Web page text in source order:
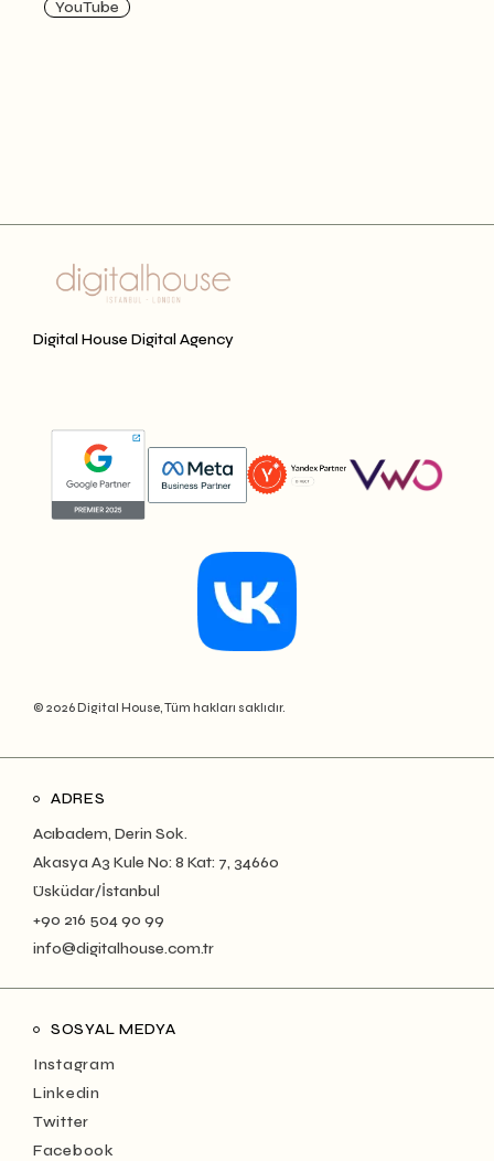
YouTube
Digital House Digital Agency
© 2026 Digital House, Tüm hakları saklıdır.
ADRES
Acıbadem, Derin Sok.
Akasya A3 Kule No: 8 Kat: 7, 34660
Üsküdar/İstanbul
+90 216 504 90 99
info@digitalhouse.com.tr
SOSYAL MEDYA
Instagram
Linkedin
Twitter
Facebook